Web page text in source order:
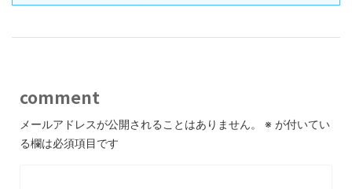
comment
メールアドレスが公開されることはありません。 ※ が付いてい
る欄は必須項目です